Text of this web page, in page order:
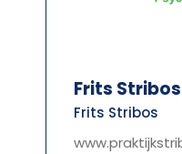
Frits Stribos
Frits Stribos